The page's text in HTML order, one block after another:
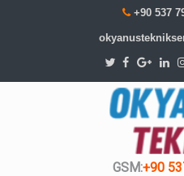
+90 537
GSM:+90